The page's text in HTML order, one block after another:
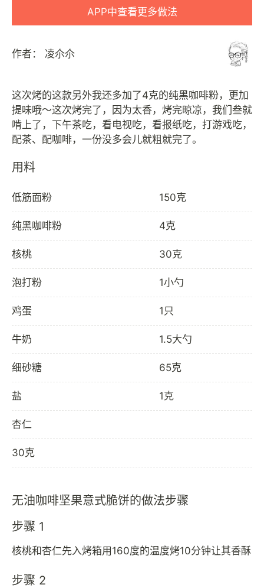
APP中查看更多做法
作者： 凌尒尒
这次烤的这款另外我还多加了4克的纯黑咖啡粉，更加
提味哦～这次烤完了，因为太香，烤完晾凉，我们叁就
啃上了，下午茶吃，看电视吃，看报纸吃，打游戏吃，
用料
低筋面粉 150克
纯黑咖啡粉 4克
核桃 30克
泡打粉 1小勺
鸡蛋 1只
牛奶 1.5大勺
细砂糖 65克
盐 1克
杏仁
30克
无油咖啡坚果意式脆饼的做法步骤
步骤 1
核桃和杏仁先入烤箱用160度的温度烤10分钟让其香酥
步骤 2